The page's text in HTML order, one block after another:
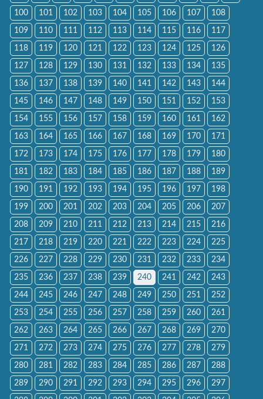
100 101 102 103 104 105 106 107 108
109 110 111 112 113 114 115 116 117
118 119 120 121 122 123 124 125 126
127 128 129 130 131 132 133 134 135
136 137 138 139 140 141 142 143 144
145 146 147 148 149 150 151 152 153
154 155 156 157 158 159 160 161 162
163 164 165 166 167 168 169 170 171
172 173 174 175 176 177 178 179 180
181 182 183 184 185 186 187 188 189
190 191 192 193 194 195 196 197 198
199 200 201 202 203 204 205 206 207
208 209 210 211 212 213 214 215 216
217 218 219 220 221 222 223 224 225
226 227 228 229 230 231 232 233 234
235 236 237 238 239 240 241 242 243
244 245 246 247 248 249 250 251 252
253 254 255 256 257 258 259 260 261
262 263 264 265 266 267 268 269 270
271 272 273 274 275 276 277 278 279
280 281 282 283 284 285 286 287 288
289 290 291 292 293 294 295 296 297